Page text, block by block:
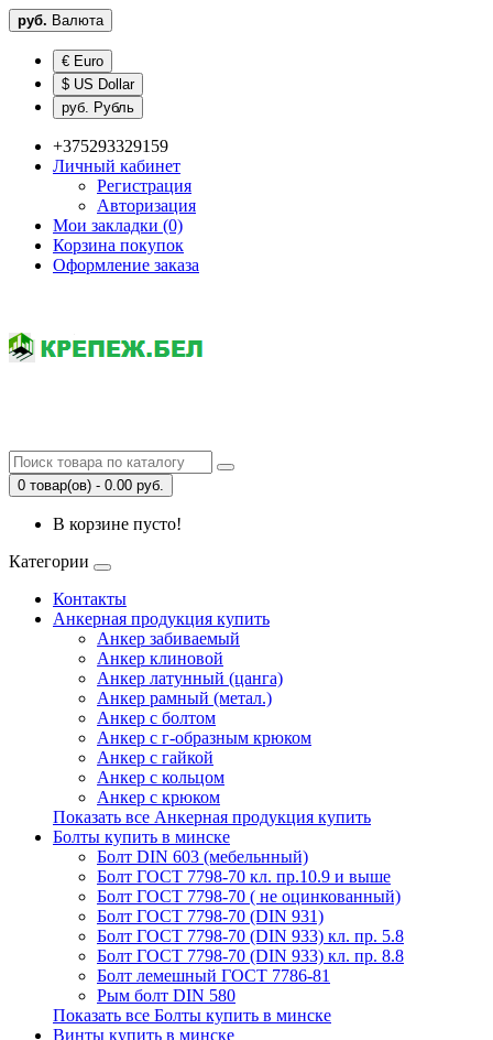
руб. Валюта
€ Euro
$ US Dollar
руб. Рубль
+375293329159
Личный кабинет
Регистрация
Авторизация
Мои закладки (0)
Корзина покупок
Оформление заказа
0 товар(ов) - 0.00 руб.
В корзине пусто!
Категории
Контакты
Анкерная продукция купить
Анкер забиваемый
Анкер клиновой
Анкер латунный (цанга)
Анкер рамный (метал.)
Анкер с болтом
Анкер с г-образным крюком
Анкер с гайкой
Анкер с кольцом
Анкер с крюком
Показать все Анкерная продукция купить
Болты купить в минске
Болт DIN 603 (мебельнный)
Болт ГОСТ 7798-70 кл. пр.10.9 и выше
Болт ГОСТ 7798-70 ( не оцинкованный)
Болт ГОСТ 7798-70 (DIN 931)
Болт ГОСТ 7798-70 (DIN 933) кл. пр. 5.8
Болт ГОСТ 7798-70 (DIN 933) кл. пр. 8.8
Болт лемешный ГОСТ 7786-81
Рым болт DIN 580
Показать все Болты купить в минске
Винты купить в минске